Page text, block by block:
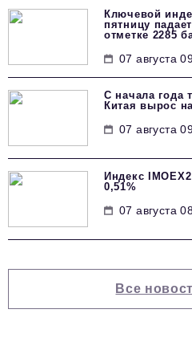
Ключевой
пятницу
отметке 2285
07 августа
С начала года
Китая вырос
07 августа
Индекс
0,51%
07 августа
Все